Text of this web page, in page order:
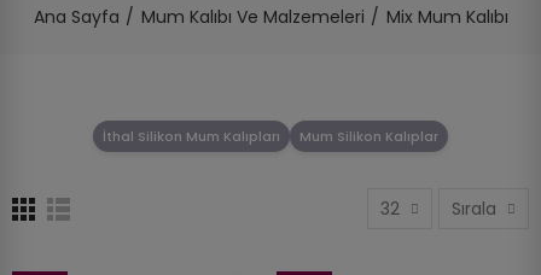
Ana Sayfa Mum Kalıbı Ve Malzemeleri Mix Mum Kalıbı
İthal Silikon Mum Kalıpları Mum Silikon Kalıplar
32 Sırala